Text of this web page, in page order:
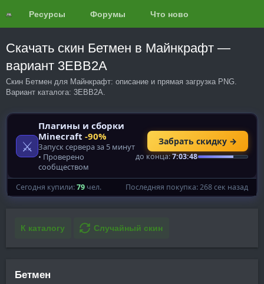
Ресурсы Форумы Что нового?
Скачать скин Бетмен в Майнкрафт —
вариант 3EBB2A
Скин Бетмен для Майнкрафт: описание и прямая загрузка PNG.
Вариант каталога: 3EBB2A.
К каталогу Случайный скин
Бетмен